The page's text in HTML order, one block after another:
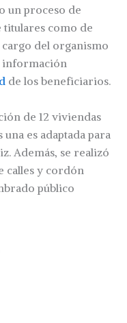
un proceso de
como de
cargo del organismo
información
de los beneficiarios.
de 12 viviendas
es adaptada para
Además, se realizó
calles y cordón
público